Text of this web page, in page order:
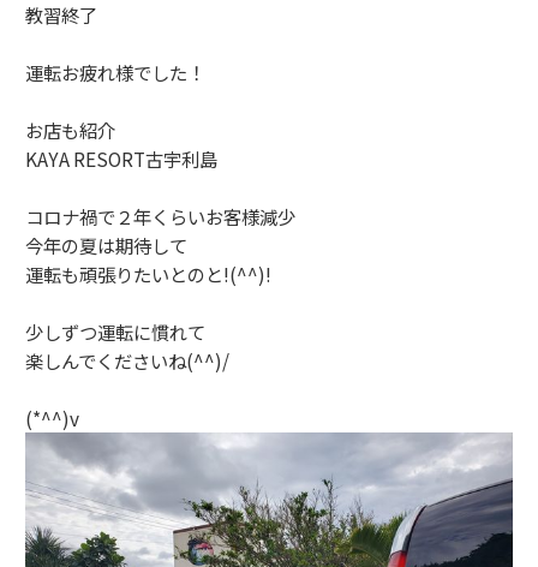
教習終了
運転お疲れ様でした！
お店も紹介
KAYA RESORT古宇利島
コロナ禍で２年くらいお客様減少
今年の夏は期待して
運転も頑張りたいとのと!(^^)!
少しずつ運転に慣れて
楽しんでくださいね(^^)/
(*^^)v